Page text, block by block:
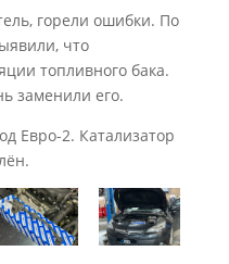
горели ошибки. По
что
топливного бака.
заменили его.
Евро-2. Катализатор